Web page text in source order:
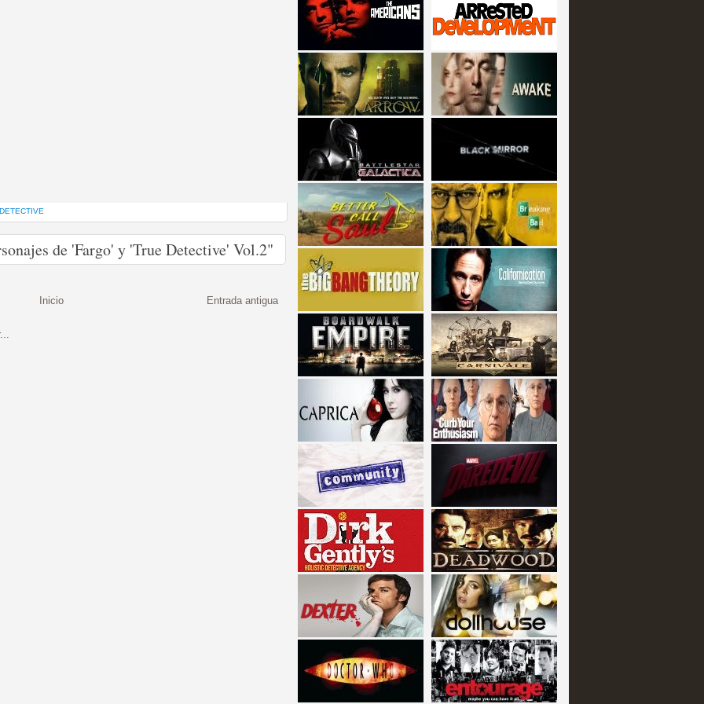
de cine y
están en peligro de
de 'Fargo' y 'True Detective' Vol.2"
Entrada antigua
Inicio